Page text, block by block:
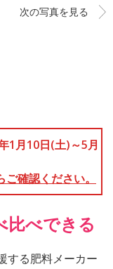
次の写真を見る
1月10日(土)～5月
確認ください。
比べできる
する肥料メーカー